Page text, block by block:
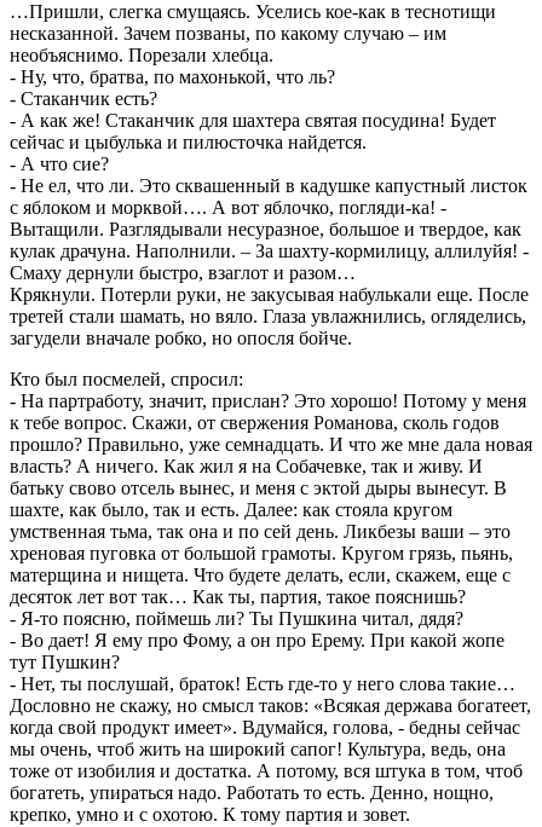
…Пришли, слегка смущаясь. Уселись кое-как в теснотищи
несказанной. Зачем позваны, по какому случаю – им
необъяснимо. Порезали хлебца.
- Ну, что, братва, по махонькой, что ль?
- Стаканчик есть?
- А как же! Стаканчик для шахтера святая посудина! Будет
сейчас и цыбулька и пилюсточка найдется.
- А что сие?
- Не ел, что ли. Это сквашенный в кадушке капустный листок
с яблоком и морквой…. А вот яблочко, погляди-ка! -
Вытащили. Разглядывали несуразное, большое и твердое, как
кулак драчуна. Наполнили. – За шахту-кормилицу, аллилуйя! -
Смаху дернули быстро, взаглот и разом…
Крякнули. Потерли руки, не закусывая набулькали еще. После
третей стали шамать, но вяло. Глаза увлажнились, огляделись,
загудели вначале робко, но опосля бойче.
Кто был посмелей, спросил:
- На партработу, значит, прислан? Это хорошо! Потому у меня
к тебе вопрос. Скажи, от свержения Романова, сколь годов
прошло? Правильно, уже семнадцать. И что же мне дала новая
власть? А ничего. Как жил я на Собачевке, так и живу. И
батьку свово отсель вынес, и меня с эктой дыры вынесут. В
шахте, как было, так и есть. Далее: как стояла кругом
умственная тьма, так она и по сей день. Ликбезы ваши – это
хреновая пуговка от большой грамоты. Кругом грязь, пьянь,
матерщина и нищета. Что будете делать, если, скажем, еще с
десяток лет вот так… Как ты, партия, такое пояснишь?
- Я-то поясню, поймешь ли? Ты Пушкина читал, дядя?
- Во дает! Я ему про Фому, а он про Ерему. При какой жопе
тут Пушкин?
- Нет, ты послушай, браток! Есть где-то у него слова такие…
Дословно не скажу, но смысл таков: «Всякая держава богатеет,
когда свой продукт имеет». Вдумайся, голова, - бедны сейчас
мы очень, чтоб жить на широкий сапог! Культура, ведь, она
тоже от изобилия и достатка. А потому, вся штука в том, чтоб
богатеть, упираться надо. Работать то есть. Денно, нощно,
крепко, умно и с охотою. К тому партия и зовет.